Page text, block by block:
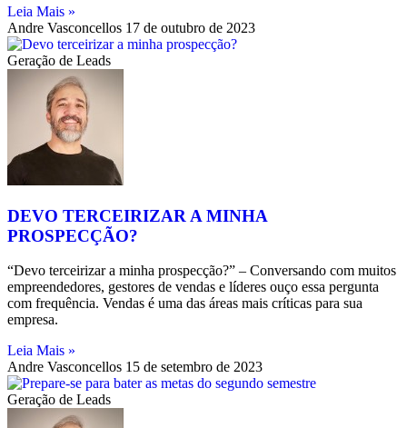
Leia Mais »
Andre Vasconcellos 17 de outubro de 2023
Geração de Leads
DEVO TERCEIRIZAR A MINHA
PROSPECÇÃO?
“Devo terceirizar a minha prospecção?” – Conversando com muitos
empreendedores, gestores de vendas e líderes ouço essa pergunta
com frequência. Vendas é uma das áreas mais críticas para sua
empresa.
Leia Mais »
Andre Vasconcellos 15 de setembro de 2023
Geração de Leads